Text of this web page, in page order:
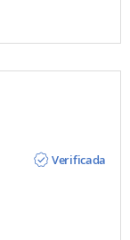
Verificada